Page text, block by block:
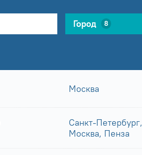
Город 8
Москва
Санкт-Петербург,
Москва, Пенза